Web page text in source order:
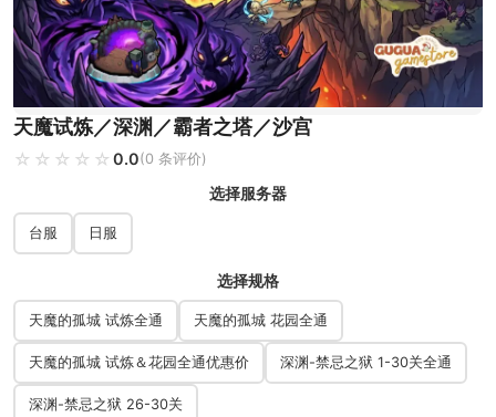
天魔试炼／深渊／霸者之塔／沙宫
☆☆☆☆☆
★★★★★ 0.0(0 条评价)
选择服务器
台服 日服
选择规格
天魔的孤城 试炼全通 天魔的孤城 花园全通
天魔的孤城 试炼＆花园全通优惠价 深渊-禁忌之狱 1-30关全通
深渊-禁忌之狱 26-30关